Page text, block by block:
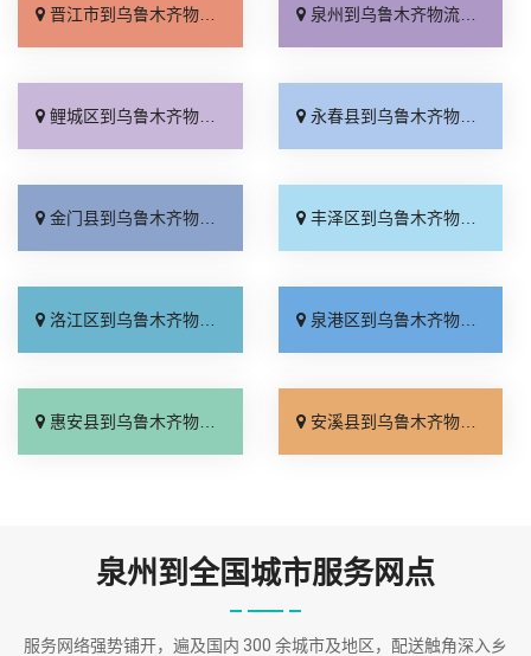
晋江市到乌鲁木齐物流专线_快运有保障「资质齐全」 泉州到乌鲁木齐物流专线_高效快运「来电咨询」
鲤城区到乌鲁木齐物流专线_天天发车「多少一吨」 永春县到乌鲁木齐物流专线_上门取件「快运有保障」
金门县到乌鲁木齐物流专线_零担配货「限时必达」 丰泽区到乌鲁木齐物流专线_不随意加价「价位合理」
洛江区到乌鲁木齐物流专线_直发全境「多少一方」 泉港区到乌鲁木齐物流专线_损坏理赔「定点发车」
惠安县到乌鲁木齐物流专线_定点发车「合理收费」 安溪县到乌鲁木齐物流专线_限时必达「放心物流」
泉州到全国城市服务网点
服务网络强势铺开，遍及国内 300 余城市及地区，配送触角深入乡